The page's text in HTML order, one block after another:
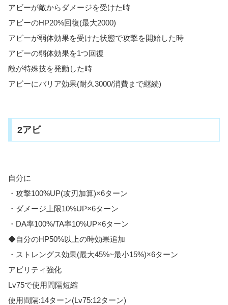
アビーが敵からダメージを受けた時
アビーのHP20%回復(最大2000)
アビーが弱体効果を受けた状態で攻撃を開始した時
アビーの弱体効果を1つ回復
敵が特殊技を発動した時
アビーにバリア効果(耐久3000/消費まで継続)
2アビ
自分に
・攻撃100%UP(攻刃加算)×6ターン
・ダメージ上限10%UP×6ターン
・DA率100%/TA率10%UP×6ターン
◆自分のHP50%以上の時効果追加
・ストレングス効果(最大45%~最小15%)×6ターン
アビリティ強化
Lv75で使用間隔短縮
使用間隔:14ターン(Lv75:12ターン)